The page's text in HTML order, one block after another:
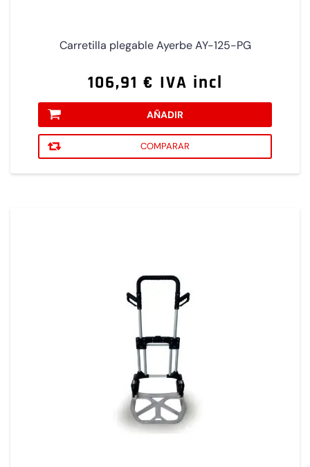
Carretilla plegable Ayerbe AY-125-PG
106,91 € IVA incl
AÑADIR
COMPARAR